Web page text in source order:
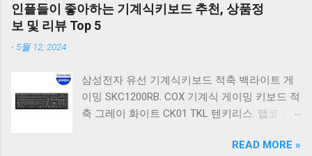
인플들이 좋아하는 기계식키보드 추천, 상품정
보 및 리뷰 Top 5
- 5월 12, 2024
삼성전자 유선 기계식키보드 적축 백라이트 게
이밍 SKC1200RB. COX 기계식 게이밍 키보드 적
축 그레이 화이트 CK01 TKL 텐키리스. 앱코 축
랙 K560 일반형. 앱코 K517 레트로 기계식 게이
READ MORE »